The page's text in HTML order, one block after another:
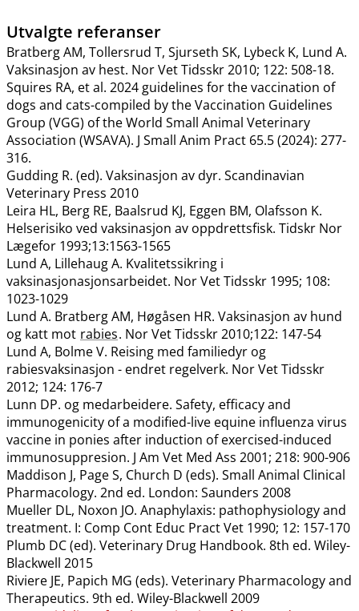
Utvalgte referanser
Bratberg AM, Tollersrud T, Sjurseth SK, Lybeck K, Lund A.
Vaksinasjon av hest. Nor Vet Tidsskr 2010; 122: 508-18.
Squires RA, et al. 2024 guidelines for the vaccination of
dogs and cats-compiled by the Vaccination Guidelines
Group (VGG) of the World Small Animal Veterinary
Association (WSAVA). J Small Anim Pract 65.5 (2024): 277-
316.
Gudding R. (ed). Vaksinasjon av dyr. Scandinavian
Veterinary Press 2010
Leira HL, Berg RE, Baalsrud KJ, Eggen BM, Olafsson K.
Helserisiko ved vaksinasjon av oppdrettsfisk. Tidskr Nor
Lægefor 1993;13:1563-1565
Lund A, Lillehaug A. Kvalitetssikring i
vaksinasjonasjonsarbeidet. Nor Vet Tidsskr 1995; 108:
1023-1029
Lund A. Bratberg AM, Høgåsen HR. Vaksinasjon av hund
og katt mot rabies. Nor Vet Tidsskr 2010;122: 147-54
Lund A, Bolme V. Reising med familiedyr og
rabiesvaksinasjon - endret regelverk. Nor Vet Tidsskr
2012; 124: 176-7
Lunn DP. og medarbeidere. Safety, efficacy and
immunogenicity of a modified-live equine influenza virus
vaccine in ponies after induction of exercised-induced
immunosuppresion. J Am Vet Med Ass 2001; 218: 900-906
Maddison J, Page S, Church D (eds). Small Animal Clinical
Pharmacology. 2nd ed. London: Saunders 2008
Mueller DL, Noxon JO. Anaphylaxis: pathophysiology and
treatment. I: Comp Cont Educ Pract Vet 1990; 12: 157-170
Plumb DC (ed). Veterinary Drug Handbook. 8th ed. Wiley-
Blackwell 2015
Riviere JE, Papich MG (eds). Veterinary Pharmacology and
Therapeutics. 9th ed. Wiley-Blackwell 2009